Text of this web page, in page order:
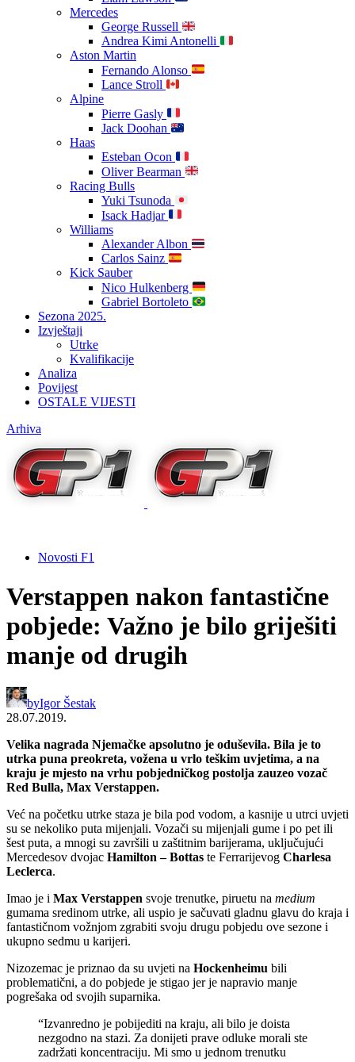
Mercedes
George Russell
Andrea Kimi Antonelli
Aston Martin
Fernando Alonso
Lance Stroll
Alpine
Pierre Gasly
Jack Doohan
Haas
Esteban Ocon
Oliver Bearman
Racing Bulls
Yuki Tsunoda
Isack Hadjar
Williams
Alexander Albon
Carlos Sainz
Kick Sauber
Nico Hulkenberg
Gabriel Bortoleto
Sezona 2025.
Izvještaji
Utrke
Kvalifikacije
Analiza
Povijest
OSTALE VIJESTI
Arhiva
Novosti F1
Verstappen nakon fantastične
pobjede: Važno je bilo griješiti
manje od drugih
byIgor Šestak
28.07.2019.
Velika nagrada Njemačke apsolutno je oduševila. Bila je to
utrka puna preokreta, vožena u vrlo teškim uvjetima, a na
kraju je mjesto na vrhu pobjedničkog postolja zauzeo vozač
Red Bulla, Max Verstappen.
Već na početku utrke staza je bila pod vodom, a kasnije u utrci uvjeti
su se nekoliko puta mijenjali. Vozači su mijenjali gume i po pet ili
šest puta, a mnogi su završili u zaštitnim barijerama, uključujući
Mercedesov dvojac Hamilton – Bottas te Ferrarijevog Charlesa
Leclerca.
Imao je i Max Verstappen svoje trenutke, piruetu na medium
gumama sredinom utrke, ali uspio je sačuvati gladnu glavu do kraja i
fantastičnom vožnjom zgrabiti svoju drugu pobjedu ove sezone i
ukupno sedmu u karijeri.
Nizozemac je priznao da su uvjeti na Hockenheimu bili
problematični, a do pobjede je stigao jer je napravio manje
pogrešaka od svojih suparnika.
“Izvanredno je pobijediti na kraju, ali bilo je doista
nezgodno na stazi. Za donijeti prave odluke morali ste
zadržati koncentraciju. Mi smo u jednom trenutku